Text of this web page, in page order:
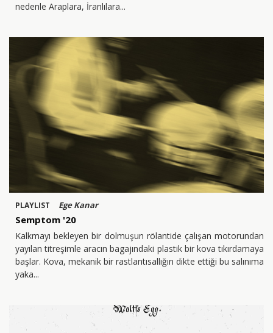
nedenle Araplara, İranlılara
PLAYLIST Ege Kanar
Semptom '20
Kalkmayı bekleyen bir dolmuşun rölantide çalışan motorundan
yayılan titreşimle aracın bagajındaki plastik bir kova tıkırdamaya
başlar. Kova, mekanik bir rastlantısallığın dikte ettiği bu salınıma
yaka